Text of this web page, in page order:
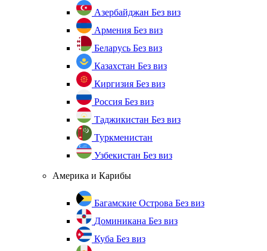
Азербайджан Без виз
Армения Без виз
Беларусь Без виз
Казахстан Без виз
Киргизия Без виз
Россия Без виз
Таджикистан Без виз
Туркменистан
Узбекистан Без виз
Америка и Карибы
Багамские Острова Без виз
Доминикана Без виз
Куба Без виз